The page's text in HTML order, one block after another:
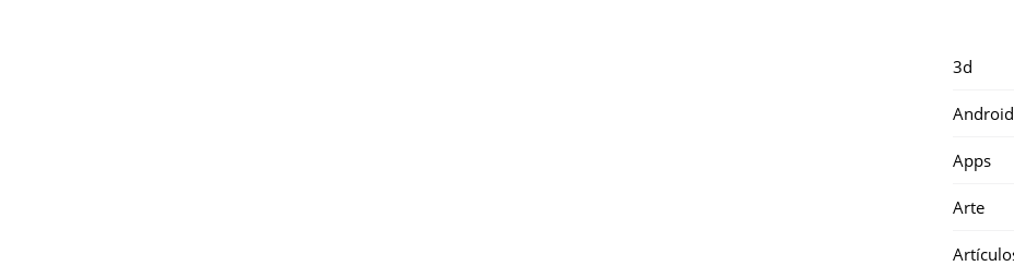
3d
Android
Apps
Arte